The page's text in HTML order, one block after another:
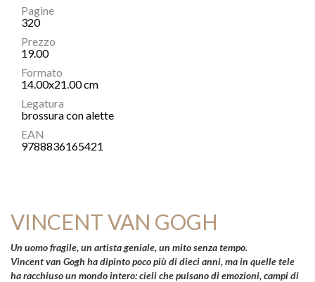
Pagine
320
Prezzo
19.00
Formato
14.00x21.00 cm
Legatura
brossura con alette
EAN
9788836165421
VINCENT VAN GOGH
Un uomo fragile, un artista geniale, un mito senza tempo.
Vincent van Gogh ha dipinto poco più di dieci anni, ma in quelle tele
ha racchiuso un mondo intero: cieli che pulsano di emozioni, campi di